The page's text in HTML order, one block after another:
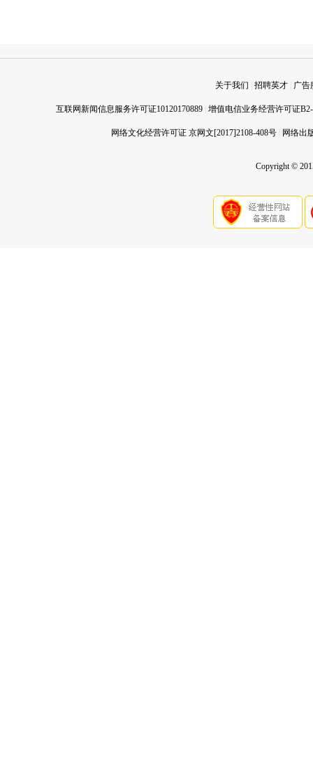
关于我们 招聘英才 广告
互联网新闻信息服务许可证10120170889 增值电信业务经营许可证B2-
网络文化经营许可证 京网文[2017]2108-408号 网络出
Copyright ©